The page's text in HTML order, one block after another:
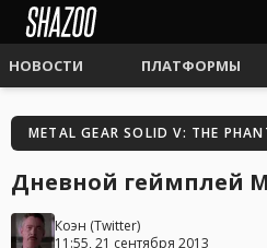
НОВОСТИ ПЛАТФОРМЫ
METAL GEAR SOLID V: THE
Дневной геймплей
Коэн (Twitter)
11:55, 21 сентября 2013